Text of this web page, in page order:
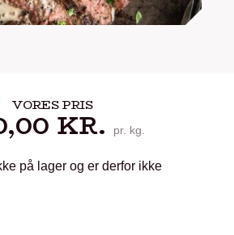
VORES PRIS
KR. pr. kg.
på lager og er derfor ikke